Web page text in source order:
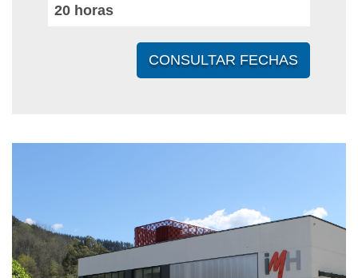
20 horas
CONSULTAR FECHAS